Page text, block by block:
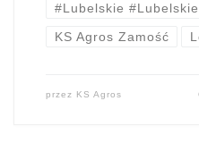
#Lubelskie
KS Agros Zamość
przez KS Agros